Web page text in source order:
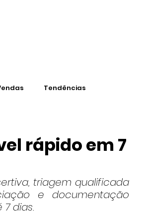
Tendências
rápido em 7
triagem qualificada
e documentação
dias.